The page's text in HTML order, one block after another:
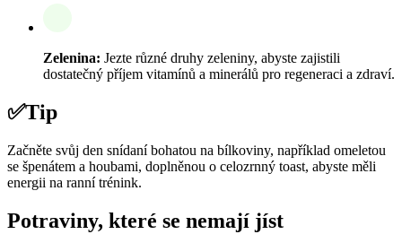
Zelenina: Jezte různé druhy zeleniny, abyste zajistili
dostatečný příjem vitamínů a minerálů pro regeneraci a zdraví.
✅Tip
Začněte svůj den snídaní bohatou na bílkoviny, například omeletou
se špenátem a houbami, doplněnou o celozrnný toast, abyste měli
energii na ranní trénink.
Potraviny, které se nemají jíst